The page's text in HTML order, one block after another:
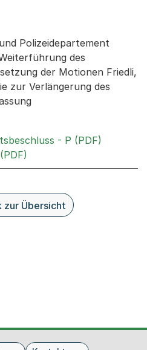
Polizeidepartement
des
der Motionen Friedli,
zur Verlängerung des
- P (PDF)
zur Übersicht